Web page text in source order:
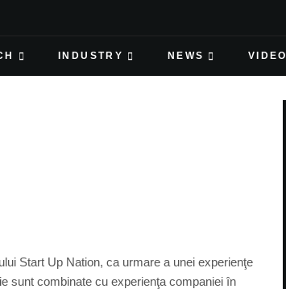
INDUSTRY NEWS VIDEO
Start Up Nation, ca urmare a unei experienţe
sunt combinate cu experienţa companiei în